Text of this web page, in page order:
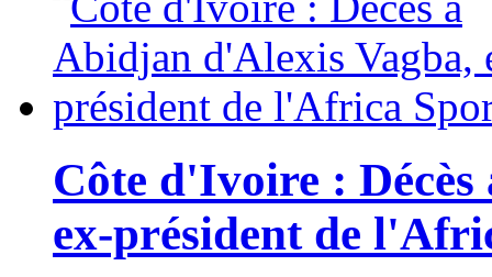
Côte d'Ivoire :
ex-président de